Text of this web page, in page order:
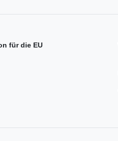
für die EU